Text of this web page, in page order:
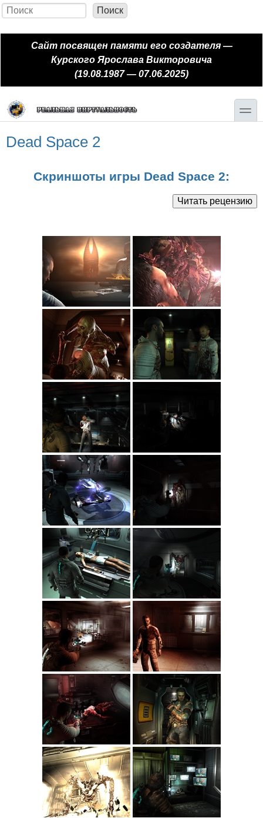
Перейти к основному содержанию
Skip to search
Форма поиска
Поиск
Сайт посвящен памяти его создателя —
Курского Ярослава Викторовича
(19.08.1987 — 07.06.2025)
toggle
Dead Space 2
Скриншоты игры Dead Space 2: